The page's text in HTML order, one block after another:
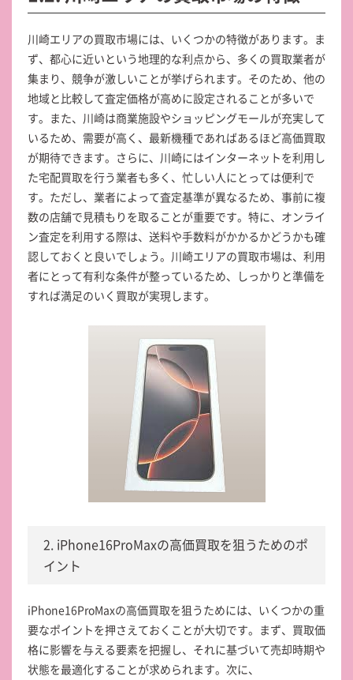
川崎エリアの買取市場には、いくつかの特徴があります。ま
ず、都心に近いという地理的な利点から、多くの買取業者が
集まり、競争が激しいことが挙げられます。そのため、他の
地域と比較して査定価格が高めに設定されることが多いで
す。また、川崎は商業施設やショッピングモールが充実して
いるため、需要が高く、最新機種であればあるほど高価買取
が期待できます。さらに、川崎にはインターネットを利用し
た宅配買取を行う業者も多く、忙しい人にとっては便利で
す。ただし、業者によって査定基準が異なるため、事前に複
数の店舗で見積もりを取ることが重要です。特に、オンライ
ン査定を利用する際は、送料や手数料がかかるかどうかも確
認しておくと良いでしょう。川崎エリアの買取市場は、利用
者にとって有利な条件が整っているため、しっかりと準備を
すれば満足のいく買取が実現します。
2. iPhone16ProMaxの高価買取を狙うためのポ
イント
iPhone16ProMaxの高価買取を狙うためには、いくつかの重
要なポイントを押さえておくことが大切です。まず、買取価
格に影響を与える要素を把握し、それに基づいて売却時期や
状態を最適化することが求められます。次に、